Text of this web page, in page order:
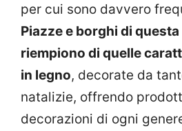
per cui sono davvero
Piazze e borghi di
riempiono di quelle
in legno, decorate da
natalizie, offrendo
decorazioni di ogni